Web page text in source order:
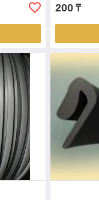
Репутация
О нас отзываются в
положительном русле.
200 ₸